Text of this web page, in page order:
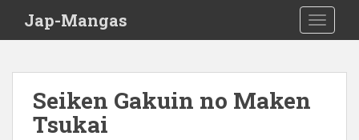
Jap-Mangas
Seiken Gakuin no Maken
Tsukai